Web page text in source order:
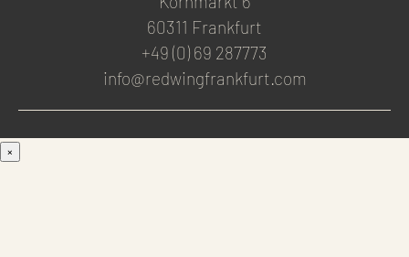
60311 Frankfurt
+49 (0) 69 287773
info@redwingfrankfurt.com
×